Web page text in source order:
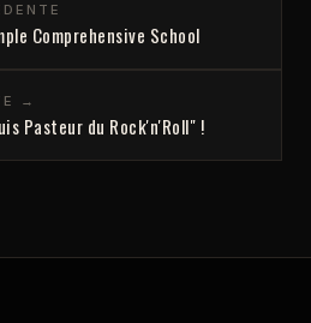
Comprehensive School
→
Pasteur du Rock'n'Roll" !